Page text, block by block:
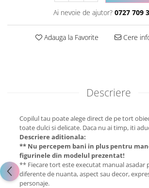
Ai nevoie de ajutor? 0727 709
Adauga la Favorite Cere
Descriere
Copilul tau poate alege direct de pe tort
toate dulci si delicate. Daca nu ai timp, iti
Descriere aditionala:
** Nu percepem bani in plus pentru
figurinele din modelul prezentat!
** Fiecare tort este executat manual asadar
diferente de nuanta, aspect sau decor,
personaje.